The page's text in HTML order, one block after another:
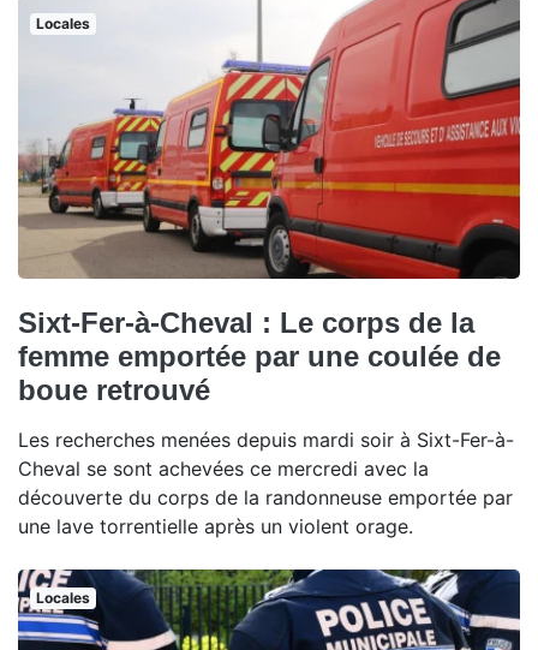
Locales
Sixt-Fer-à-Cheval : Le corps de la
femme emportée par une coulée de
boue retrouvé
Les recherches menées depuis mardi soir à Sixt-Fer-à-
Cheval se sont achevées ce mercredi avec la
découverte du corps de la randonneuse emportée par
une lave torrentielle après un violent orage.
Locales